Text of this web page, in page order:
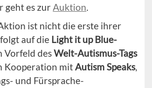
geht es zurAuktion.
ist nicht die erste ihrer
auf die Light it up Blue-
Vorfeld desWelt-Autismus-Tags
Kooperation mitAutism Speaks,
und Fürsprache-